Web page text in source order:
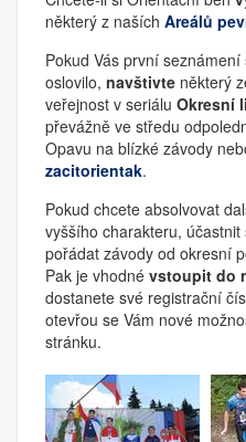
některý z naších Areálů
Pokud Vás první
oslovilo, navštivte některý
veřejnost v seriálu Okresní
převážně ve středu
Opavu na blízké závody
zacitorientak.
Pokud chcete absolvovat
vyššího charakteru,
pořádat závody od okresní
Pak je vhodné vstoupit do
dostanete své registrační
otevřou se Vám nové
stránku.